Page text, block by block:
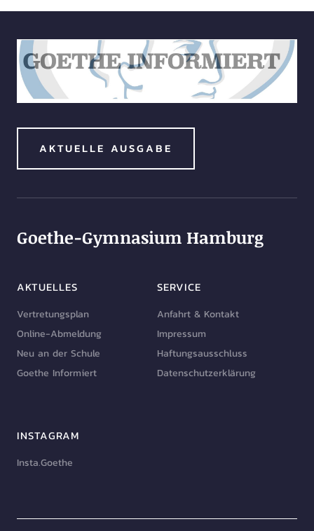
AKTUELLE AUSGABE
Goethe-Gymnasium Hamburg
AKTUELLES
Vertretungsplan
Online-Abmeldung
Neu an der Schule
Goethe Informiert
SERVICE
Anfahrt & Kontakt
Impressum
Haftungsausschluss
Datenschutzerklärung
INSTAGRAM
Insta.Goethe